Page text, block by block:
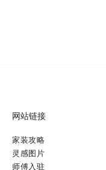
网站链接
家装攻略
灵感图片
师傅入驻